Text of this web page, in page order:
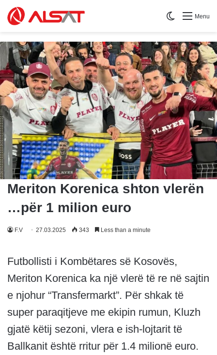
Menu
Switch skin
Meriton Korenica shton vlerën
…për 1 milion euro
F.V 27.03.2025 343 Less than a minute
Futbollisti i Kombëtares së Kosovës,
Meriton Korenica ka një vlerë të re në sajtin
e njohur “Transfermarkt”. Për shkak të
super paraqitjeve me ekipin rumun, Kluzh
gjatë këtij sezoni, vlera e ish-lojtarit të
Ballkanit është rritur për 1.4 milionë euro.